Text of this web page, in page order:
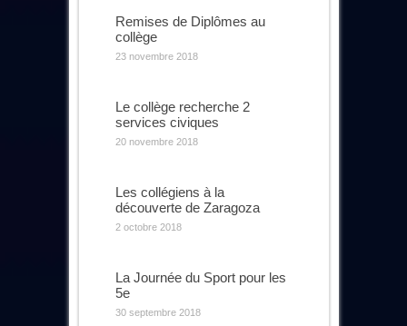
Remises de Diplômes au
collège
23 novembre 2018
Le collège recherche 2
services civiques
20 novembre 2018
Les collégiens à la
découverte de Zaragoza
2 octobre 2018
La Journée du Sport pour les
5e
30 septembre 2018